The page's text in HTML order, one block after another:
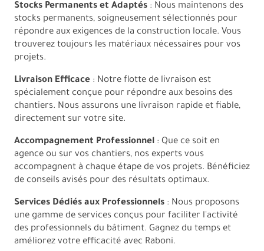
Stocks Permanents et Adaptés : Nous maintenons des
stocks permanents, soigneusement sélectionnés pour
répondre aux exigences de la construction locale. Vous
trouverez toujours les matériaux nécessaires pour vos
projets.
Livraison Efficace : Notre flotte de livraison est
spécialement conçue pour répondre aux besoins des
chantiers. Nous assurons une livraison rapide et fiable,
directement sur votre site.
Accompagnement Professionnel : Que ce soit en
agence ou sur vos chantiers, nos experts vous
accompagnent à chaque étape de vos projets. Bénéficiez
de conseils avisés pour des résultats optimaux.
Services Dédiés aux Professionnels : Nous proposons
une gamme de services conçus pour faciliter l'activité
des professionnels du bâtiment. Gagnez du temps et
améliorez votre efficacité avec Raboni.